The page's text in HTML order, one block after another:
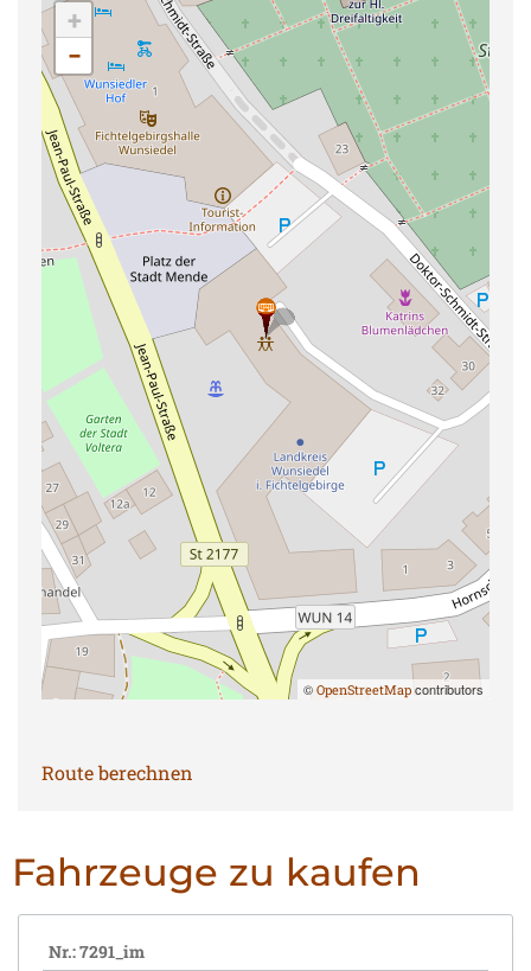
+
−
© OpenStreetMap contributors
Route berechnen
Fahrzeuge zu kaufen
Nr.: 7291_im